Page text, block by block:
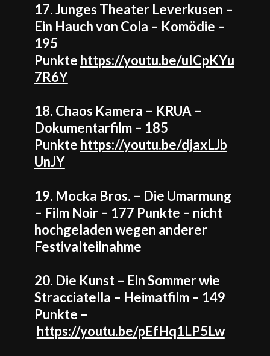
17. Junges Theater Leverkusen –
Ein Hauch von Cola – Komödie –
195
Punkte https://youtu.be/uICpKYu
7R6Y
18. Chaos Kamera – KRUA –
Dokumentarfilm – 185
Punkte https://youtu.be/djaxLJb
UnJY
19. Mocka Bros. – Die Umarmung
– Film Noir – 177 Punkte – nicht
hochgeladen wegen anderer
Festivalteilnahme
20. Die Kunst – Ein Sommer wie
Stracciatella – Heimatfilm – 149
Punkte –
https://youtu.be/pEfHq1LP5Lw